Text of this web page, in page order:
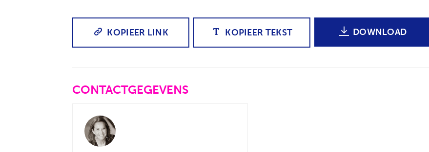
KOPIEER LINK KOPIEER TEKST DOWNLOAD
CONTACTGEGEVENS